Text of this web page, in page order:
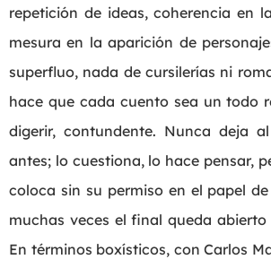
repetición de ideas, coherencia en
mesura en la aparición de
superfluo, nada de cursilerías ni
hace que cada cuento sea un todo
digerir, contundente. Nunca deja
antes; lo cuestiona, lo hace pensar,
coloca sin su permiso en el papel
muchas veces el final queda
En términos boxísticos, con Carlos